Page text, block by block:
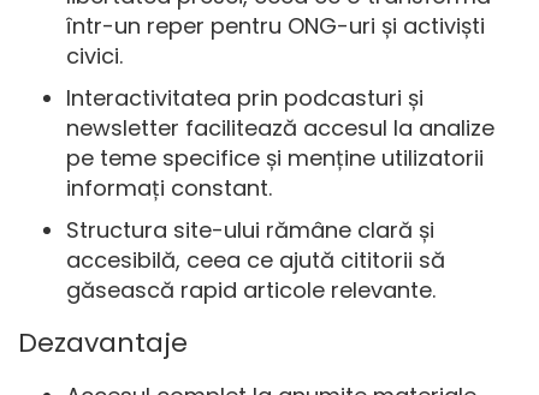
într-un reper pentru ONG-uri și activiști
civici.
Interactivitatea prin podcasturi și
newsletter facilitează accesul la analize
pe teme specifice și menține utilizatorii
informați constant.
Structura site-ului rămâne clară și
accesibilă, ceea ce ajută cititorii să
găsească rapid articole relevante.
Dezavantaje